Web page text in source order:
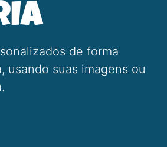
de forma
usando suas imagens ou